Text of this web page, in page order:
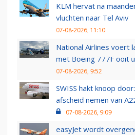
KLM hervat na
vluchten naar Tel Aviv
07-08-2026, 11:10
National Airlines voert
met Boeing 777F ooit
07-08-2026, 9:52
SWISS hakt knoop
afscheid nemen van
07-08-2026, 9:09
easyJet wordt